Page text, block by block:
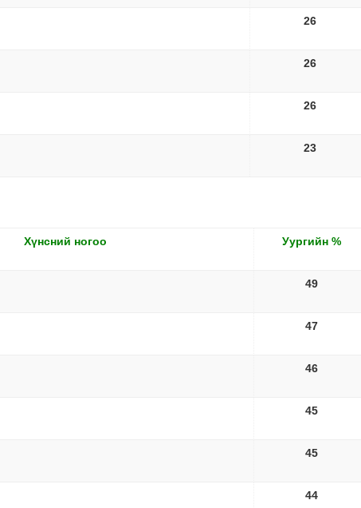
26
26
26
23
Хүнсний ногоо Уургийн %
49
47
46
45
45
44